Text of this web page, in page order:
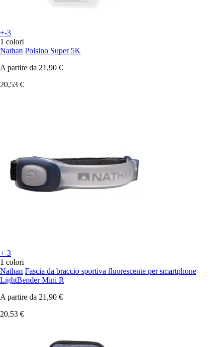
+-3
1 colori
Nathan Polsino Super 5K
A partire da 21,90 €
20,53 €
+-3
1 colori
Nathan Fascia da braccio sportiva fluorescente per smartphone
LightBender Mini R
A partire da 21,90 €
20,53 €